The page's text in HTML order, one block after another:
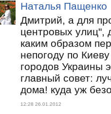
Наталья Пащенко
Дмитрий, а для
центровых улиц",
каким образом
непогоду по
городов Украины
главный совет:
дома! куда уж
12:28 26.01.2012